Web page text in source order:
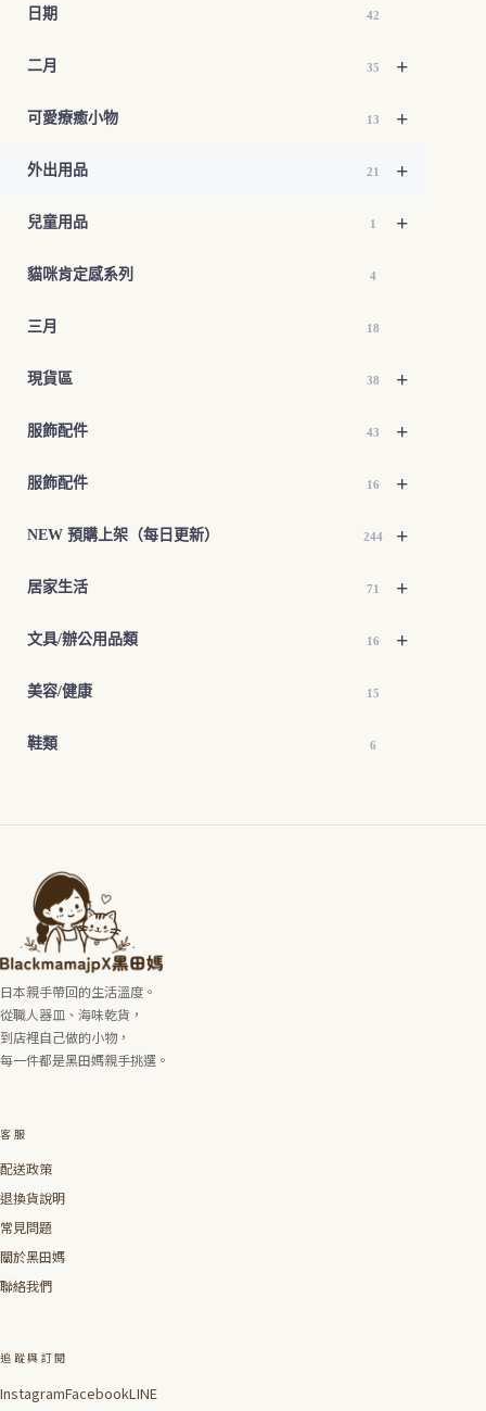
日期 42
+
二月 35
+
可愛療癒小物 13
+
外出用品 21
+
兒童用品 1
貓咪肯定感系列 4
三月 18
+
現貨區 38
+
服飾配件 43
+
服飾配件 16
+
NEW 預購上架（每日更新） 244
+
居家生活 71
+
文具/辦公用品類 16
美容/健康 15
鞋類 6
日本親手帶回的生活溫度。
從職人器皿、海味乾貨，
到店裡自己做的小物，
每一件都是黑田媽親手挑選。
客服
配送政策
退換貨說明
常見問題
關於黑田媽
聯絡我們
追蹤與訂閱
InstagramFacebookLINE